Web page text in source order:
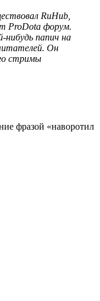
RuHub,
ProDota форум.
нибудь папич на
Он
стримы
фразой «наворотил